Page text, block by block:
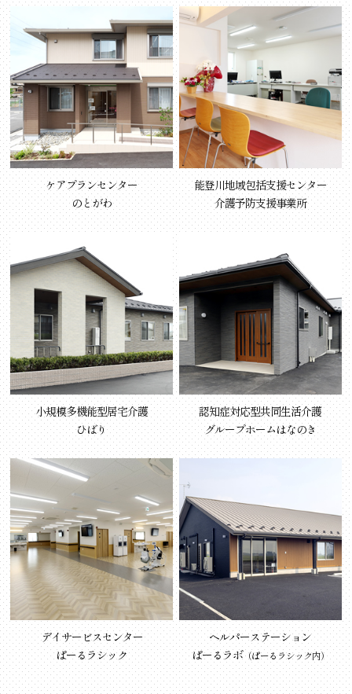
ケアプランセンター
のとがわ
能登川地域包括支援センター
介護予防支援事業所
小規模多機能型居宅介護
ひばり
認知症対応型共同生活介護
グループホームはなのき
デイサービスセンター
ぱーるラシック
ヘルパーステーション
ぱーるラボ（ぱーるラシック内）